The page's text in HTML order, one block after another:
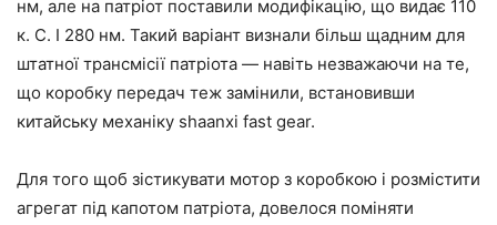
нм, але на патріот поставили модифікацію, що видає 110
к. С. І 280 нм. Такий варіант визнали більш щадним для
штатної трансмісії патріота — навіть незважаючи на те,
що коробку передач теж замінили, встановивши
китайську механіку shaanxi fast gear.
Для того щоб зістикувати мотор з коробкою і розмістити
агрегат під капотом патріота, довелося поміняти